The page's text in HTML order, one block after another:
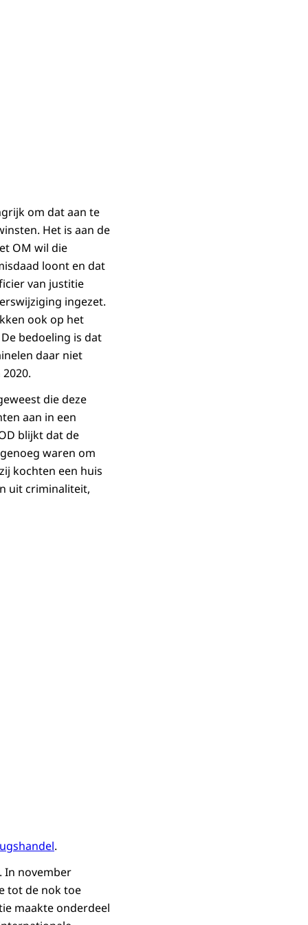
om dat aan te
Het is aan de
OM wil die
loont en dat
van justitie
ingezet.
ook op het
bedoeling is dat
daar niet
die deze
aan in een
blijkt dat de
waren om
kochten een huis
uit criminaliteit,
.
In november
tot de nok toe
maakte onderdeel